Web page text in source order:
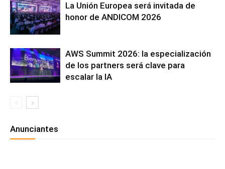
La Unión Europea será invitada de
honor de ANDICOM 2026
AWS Summit 2026: la especialización
de los partners será clave para
escalar la IA
Anunciantes